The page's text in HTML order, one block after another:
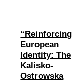
“Reinforcing
European
Identity: The
Kalisko-
Ostrowska